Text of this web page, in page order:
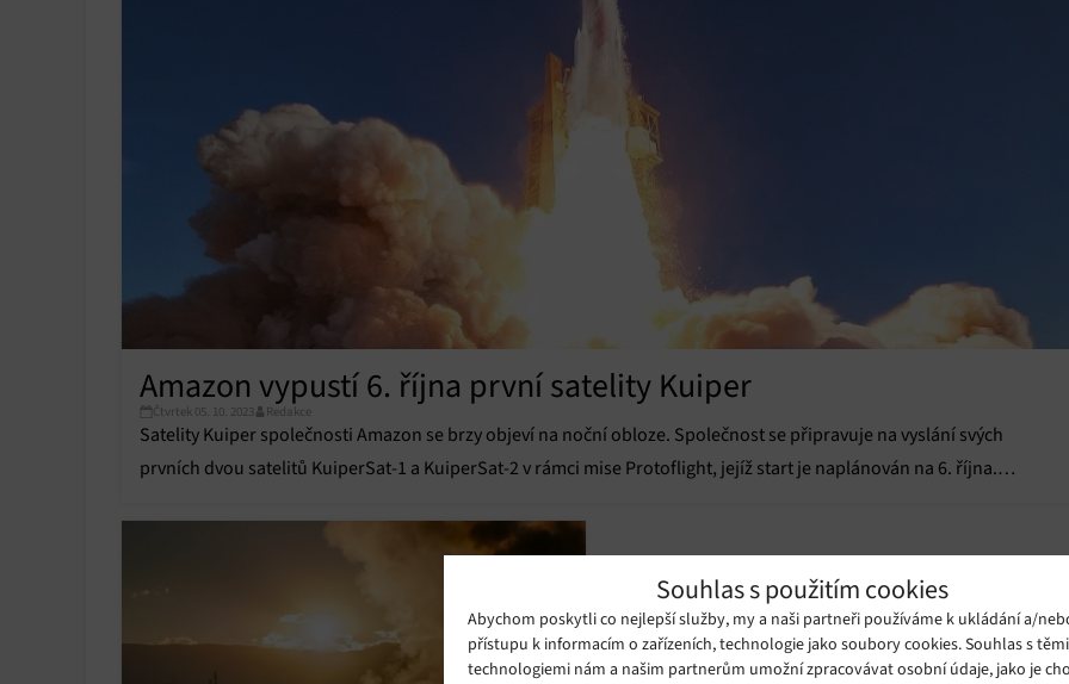
Souhlas s použitím cookies
Abychom poskytli co nejlepší služby, my a naši partneři používáme k ukládání a/
přístupu k informacím o zařízeních, technologie jako soubory cookies. Souhlas s
technologiemi nám a našim partnerům umožní zpracovávat osobní údaje, jako je
Amazon vypustí 6. října první satelity Kuiper
Čtvrtek 05. 10. 2023 Redakce
Satelity Kuiper společnosti Amazon se brzy objeví na noční obloze. Společnost se připravuje na vyslání svých
prvních dvou satelitů KuiperSat-1 a KuiperSat-2 v rámci mise Protoflight, jejíž start je naplánován na 6. října.